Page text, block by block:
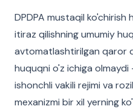
DPDPA mustaqil
itiraz qilishning umumiy
avtomatlashtirilgan qaror
huquqni o'z ichiga
ishonchli vakili rejimi va
mexanizmi bir xil yerning